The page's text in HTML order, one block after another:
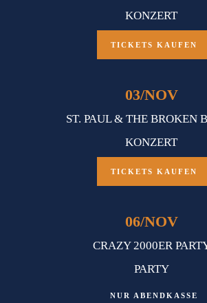
KONZERT
TICKETS KAUFEN
03/NOV
ST. PAUL & THE BROKEN
KONZERT
TICKETS KAUFEN
06/NOV
CRAZY 2000ER
PARTY
NUR ABENDKASSE